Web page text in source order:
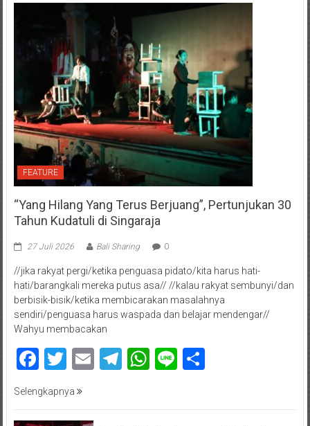
FEATURE
“Yang Hilang Yang Terus Berjuang”, Pertunjukan 30
Tahun Kudatuli di Singaraja
27 Juli 2026 Bali Sharing 0
//jika rakyat pergi/ketika penguasa pidato/kita harus hati-
hati/barangkali mereka putus asa// //kalau rakyat sembunyi/dan
berbisik-bisik/ketika membicarakan masalahnya
sendiri/penguasa harus waspada dan belajar mendengar//
Wahyu membacakan
Facebook
Twitter
EmailTelegram
WhatsApp
LineShare
Selengkapnya